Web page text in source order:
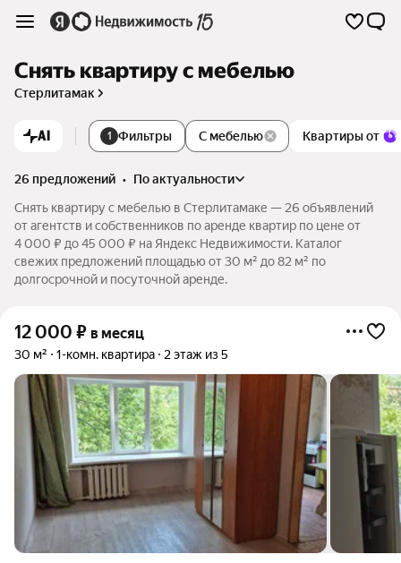
Снять квартиру с мебелью
Стерлитамак
AI 1 Фильтры Квартиры от
С мебелью
26 предложений •
по актуальности
Снять квартиру с мебелью в Стерлитамаке — 26 объявлений
от агентств и собственников по аренде квартир по цене от
4 000 ₽ до 45 000 ₽ на Яндекс Недвижимости. Каталог
свежих предложений площадью от 30 м² до 82 м² по
долгосрочной и посуточной аренде.
12 000 ₽ в месяц
30 м² 1-комн. квартира 2 этаж из 5